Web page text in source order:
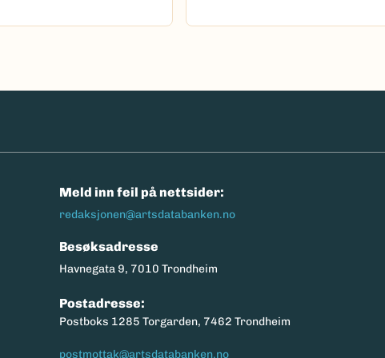
Meld inn feil på nettsider:
redaksjonen@artsdatabanken.no
Besøksadresse
Havnegata 9, 7010 Trondheim
Postadresse:
Postboks 1285 Torgarden, 7462 Trondheim
postmottak@artsdatabanken.no